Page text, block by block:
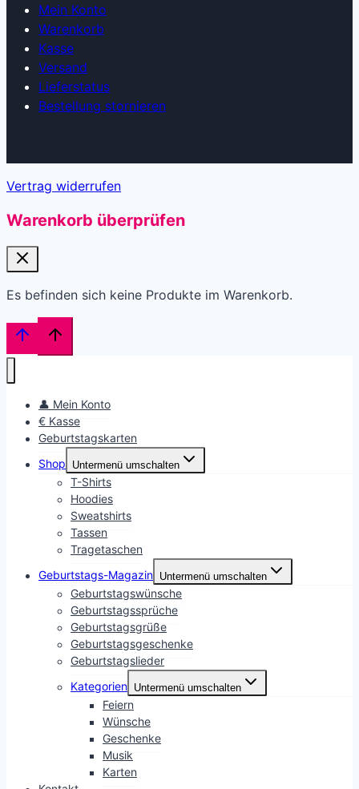
Mein Konto
Warenkorb
Kasse
Versand
Lieferstatus
Bestellung stornieren
Vertrag widerrufen
Warenkorb überprüfen
Es befinden sich keine Produkte im Warenkorb.
👤 Mein Konto
€ Kasse
Geburtstagskarten
Shop
Untermenü umschalten
T-Shirts
Hoodies
Sweatshirts
Tassen
Tragetaschen
Geburtstags-Magazin Untermenü umschalten
Geburtstagswünsche
Geburtstagssprüche
Geburtstagsgrüße
Geburtstagsgeschenke
Geburtstagslieder
Kategorien Untermenü umschalten
Feiern
Wünsche
Geschenke
Musik
Karten